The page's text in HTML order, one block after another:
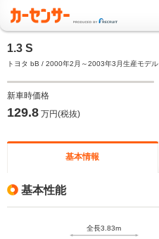
1.3 S
トヨタ bB / 2000年2月～2003年3月生産モデル
新車時価格
129.8 万円(税抜)
基本情報
基本性能
全長3.83m